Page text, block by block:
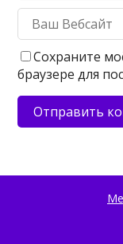
Сохраните
браузере для